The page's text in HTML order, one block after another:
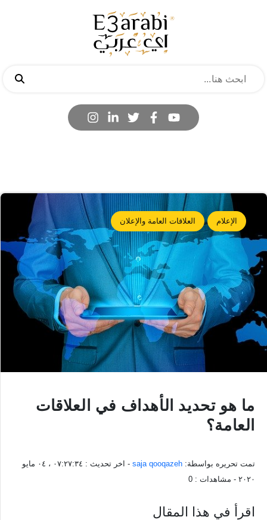
الإعلام العلاقات العامة والإعلان
ما هو تحديد الأهداف في العلاقات
العامة؟
تمت تحريره بواسطة: saja qooqazeh - اخر تحديث :
٠٧:٢٧:٣٤ ، ٠٤ مايو
٢٠٢٠ - مشاهدات : 0
اقرأ في هذا المقال